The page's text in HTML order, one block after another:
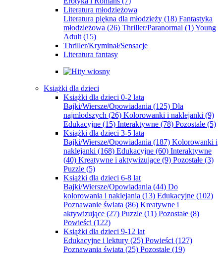
Literatura młodzieżowa
Literatura piękna dla młodzieży (18) Fantastyka
młodzieżowa (26) Thriller/Paranormal (1)Young
Adult (15)
Thriller/Kryminał/Sensacje
Literatura fantasy
Książki dla dzieci
Książki dla dzieci 0-2 lata
Bajki/Wiersze/Opowiadania (125) Dla
najmłodszych (26) Kolorowanki i naklejanki (9)
Edukacyjne (15) Interaktywne (78) Pozostałe (5)
Książki dla dzieci 3-5 lata
Bajki/Wiersze/Opowiadania (187) Kolorowanki i
naklejanki (168) Edukacyjne (60) Interaktywne
(40) Kreatywne i aktywizujące (9) Pozostałe (3)
Puzzle (5)
Książki dla dzieci 6-8 lat
Bajki/Wiersze/Opowiadania (44) Do
kolorowania i naklejania (13) Edukacyjne (102)
Poznawanie świata (86) Kreatywne i
aktywizujące (27) Puzzle (11) Pozostałe (8)
Powieści (122)
Książki dla dzieci 9-12 lat
Edukacyjne i lektury (25) Powieści (127)
Poznawania świata (25) Pozostałe (19)